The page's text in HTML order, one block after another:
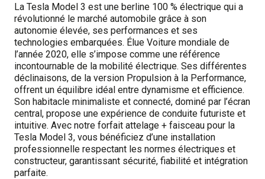
La Tesla Model 3 est une berline 100 % électrique qui a
révolutionné le marché automobile grâce à son
autonomie élevée, ses performances et ses
technologies embarquées. Élue Voiture mondiale de
l’année 2020, elle s’impose comme une référence
incontournable de la mobilité électrique. Ses différentes
déclinaisons, de la version Propulsion à la Performance,
offrent un équilibre idéal entre dynamisme et efficience.
Son habitacle minimaliste et connecté, dominé par l’écran
central, propose une expérience de conduite futuriste et
intuitive. Avec notre forfait attelage + faisceau pour la
Tesla Model 3, vous bénéficiez d’une installation
professionnelle respectant les normes électriques et
constructeur, garantissant sécurité, fiabilité et intégration
parfaite.